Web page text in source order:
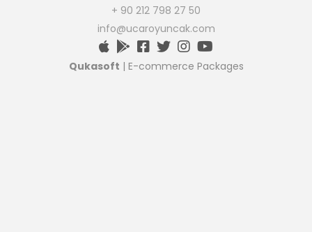
+ 90 212 798 27 50
info@ucaroyuncak.com
Qukasoft | E-commerce Packages